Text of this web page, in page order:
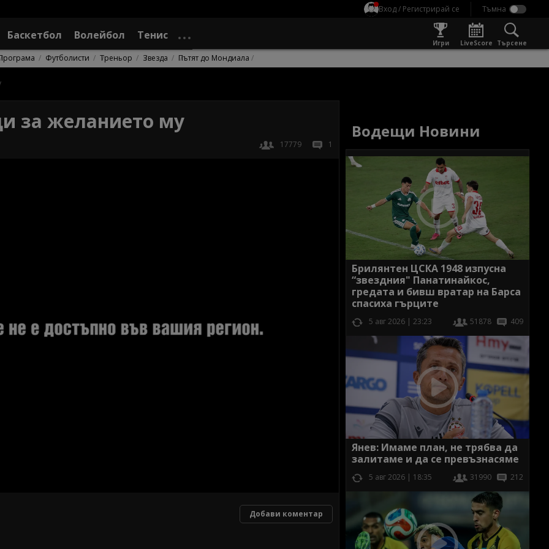
Вход / Регистрирай се
Баскетбол Волейбол Тенис
Игри LiveScore Търсене
Футболисти Треньор Звезда Пътят до Мондиала
за желанието му
17779 1
Добави коментар
Водещи Новини
Брилянтен ЦСКА 1948 изпусна
“звездния" Панатинайкос,
гредата и бивш вратар на Барса
спасиха гърците
5 авг 2026 | 23:23 51878 409
Янев: Имаме план, не трябва да
залитаме и да се превъзнасяме
5 авг 2026 | 18:35 31990 212